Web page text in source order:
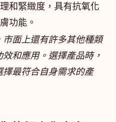
和緊緻度，具有抗氧化
功能。
面上還有許多其他種類
和應用。選擇產品時，
最符合自身需求的產